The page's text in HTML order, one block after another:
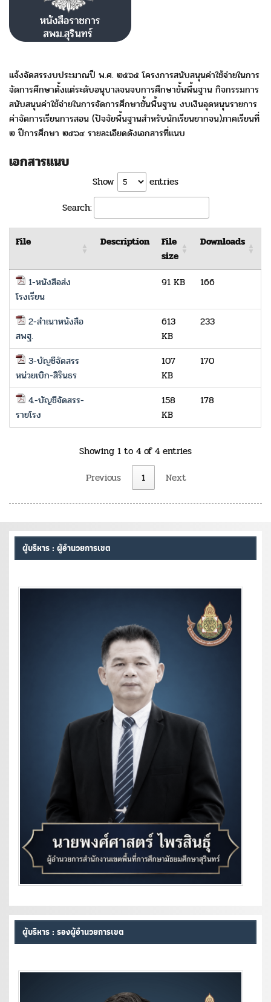
แจ้งจัดสรรงบประมาณปี พ.ศ. ๒๕๖๕ โครงการสนับสนุนค่าใช้จ่ายในการ
จัดการศึกษาตั้งแต่ระดับอนุบาลจนจบการศึกษาขั้นพื้นฐาน กิจกรรมการ
สนับสนุนค่าใช้จ่ายในการจัดการศึกษาขั้นพื้นฐาน งบเงินอุดหนุนรายการ
ค่าจัดการเรียนการสอน (ปัจจัยพื้นฐานสําหรับนักเรียนยากจน)ภาคเรียนที่
๒ ปีการศึกษา ๒๕๖๔ รายละเอียดดังเอกสารที่แนบ
เอกสารแนบ
Show
entries
Search:
File Description
File
size
Downloads
1-หนังสือส่ง
โรงเรียน
91 KB 166
2-สำเนาหนังสือ
สพฐ.
613
KB
233
3-บัญชีจัดสรร
หน่วยเบิก-สิรินธร
107
KB
170
4.-บัญชีจัดสรร-
รายโรง
158
KB
178
Showing 1 to 4 of 4 entries
Previous
1 Next
ผู้บริหาร : ผู้อำนวยการเขต
ผู้บริหาร : รองผู้อำนวยการเขต